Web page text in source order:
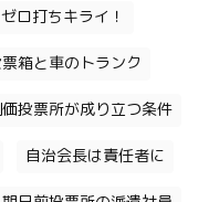
ゼロ打ちキライ！
箱と車のトランク
投票所が成り立つ条件
自治会長は責任者に